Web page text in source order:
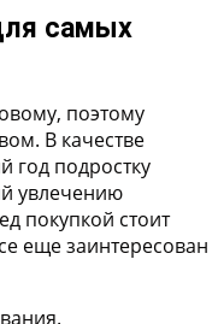
самых
поэтому
В качестве
год подростку
увлечению
покупкой стоит
еще заинтересован
.